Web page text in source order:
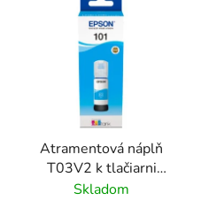
Atramentová náplň
T03V2 k tlačiarni
Ecotank L6190, EPSON
Skladom